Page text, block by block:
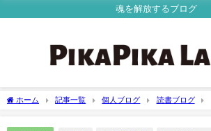
魂を解放するブログ
ホーム 記事一覧 個人ブログ 読書ブログ